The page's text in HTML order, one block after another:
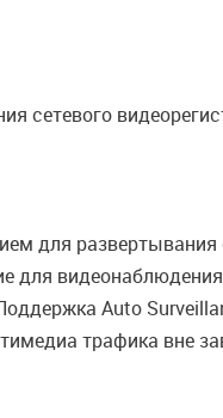
сетевого
для развертывания
для
Auto
трафика вне